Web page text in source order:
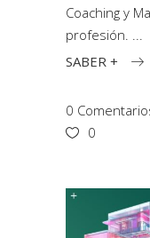
Coaching y
profesión.
SABER +
0
0